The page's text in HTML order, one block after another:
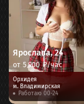
Ярослава,24
от 5 900₽/час
Орхидея
м. Владимирская
Работаю 00-24